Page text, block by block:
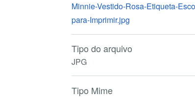
Minnie-Vestido-Rosa-Etiqueta-
para-Imprimir.jpg
Tipo do arquivo
JPG
Tipo Mime